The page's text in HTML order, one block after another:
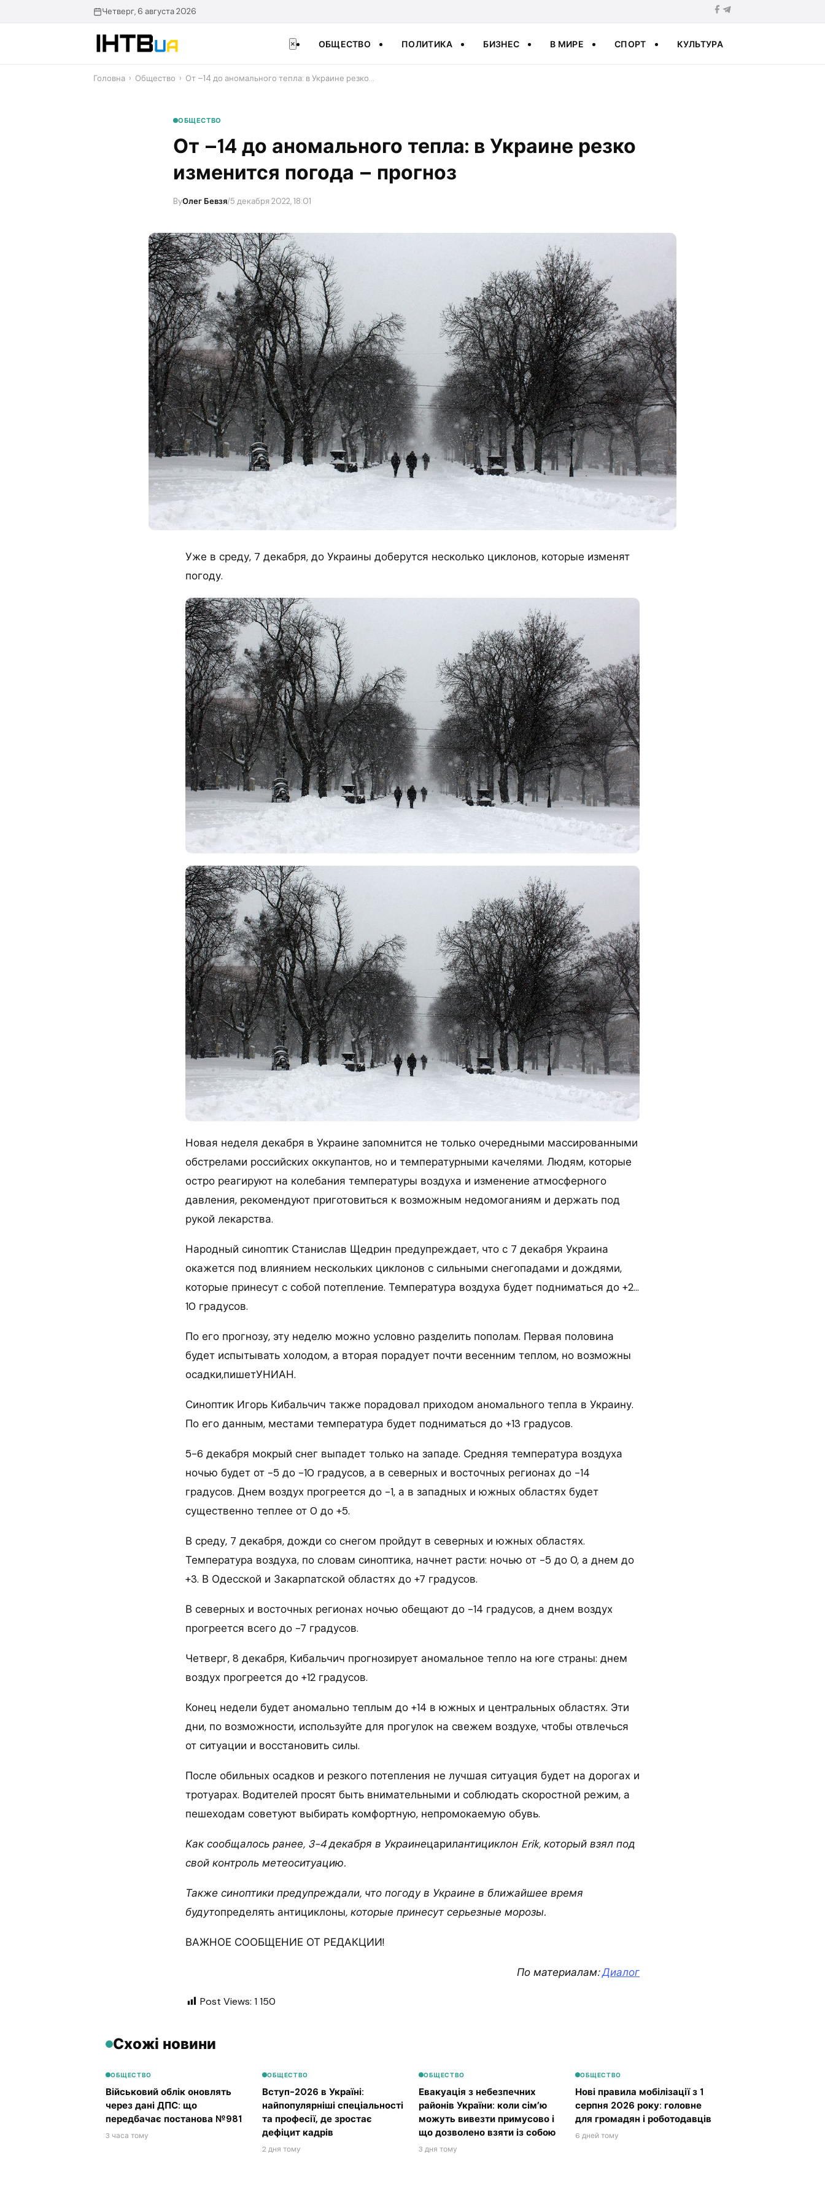
Четверг, 6 августа 2026
× ОБЩЕСТВО ПОЛИТИКА БИЗНЕС В МИРЕ СПОРТ КУЛЬТУРА
Головна › Общество › От –14 до аномального тепла: в Украине резко…
ОБЩЕСТВО
От –14 до аномального тепла: в Украине резко
изменится погода – прогноз
ByОлег Бевзя/5 декабря 2022, 18:01
Уже в среду, 7 декабря, до Украины доберутся несколько циклонов, которые изменят
погоду.
Новая неделя декабря в Украине запомнится не только очередными массированными
обстрелами российских оккупантов, но и температурными качелями. Людям, которые
остро реагируют на колебания температуры воздуха и изменение атмосферного
давления, рекомендуют приготовиться к возможным недомоганиям и держать под
рукой лекарства.
Народный синоптик Станислав Щедрин предупреждает, что с 7 декабря Украина
окажется под влиянием нескольких циклонов с сильными снегопадами и дождями,
которые принесут с собой потепление. Температура воздуха будет подниматься до +2…
10 градусов.
По его прогнозу, эту неделю можно условно разделить пополам. Первая половина
будет испытывать холодом, а вторая порадует почти весенним теплом, но возможны
осадки,пишетУНИАН.
Синоптик Игорь Кибальчич также порадовал приходом аномального тепла в Украину.
По его данным, местами температура будет подниматься до +13 градусов.
5-6 декабря мокрый снег выпадет только на западе. Средняя температура воздуха
ночью будет от -5 до -10 градусов, а в северных и восточных регионах до -14
градусов. Днем воздух прогреется до -1, а в западных и южных областях будет
существенно теплее от 0 до +5.
В среду, 7 декабря, дожди со снегом пройдут в северных и южных областях.
Температура воздуха, по словам синоптика, начнет расти: ночью от -5 до 0, а днем до
+3. В Одесской и Закарпатской областях до +7 градусов.
В северных и восточных регионах ночью обещают до -14 градусов, а днем воздух
прогреется всего до -7 градусов.
Четверг, 8 декабря, Кибальчич прогнозирует аномальное тепло на юге страны: днем
воздух прогреется до +12 градусов.
Конец недели будет аномально теплым до +14 в южных и центральных областях. Эти
дни, по возможности, используйте для прогулок на свежем воздухе, чтобы отвлечься
от ситуации и восстановить силы.
После обильных осадков и резкого потепления не лучшая ситуация будет на дорогах и
тротуарах. Водителей просят быть внимательными и соблюдать скоростной режим, а
пешеходам советуют выбирать комфортную, непромокаемую обувь.
Как сообщалось ранее, 3-4 декабря в Украинецарилантициклон Erik, который взял под
свой контроль метеоситуацию.
Также синоптики предупреждали, что погоду в Украине в ближайшее время
будутопределять антициклоны, которые принесут серьезные морозы.
ВАЖНОЕ СООБЩЕНИЕ ОТ РЕДАКЦИИ!
По материалам:Диалог
Post Views: 1 150
Схожі новини
ОБЩЕСТВО
Військовий облік оновлять
через дані ДПС: що
передбачає постанова №981
3 часа тому
ОБЩЕСТВО
Вступ-2026 в Україні:
найпопулярніші спеціальності
та професії, де зростає
дефіцит кадрів
2 дня тому
ОБЩЕСТВО
Евакуація з небезпечних
районів України: коли сім’ю
можуть вивезти примусово і
що дозволено взяти із собою
3 дня тому
ОБЩЕСТВО
Нові правила мобілізації з 1
серпня 2026 року: головне
для громадян і роботодавців
6 дней тому